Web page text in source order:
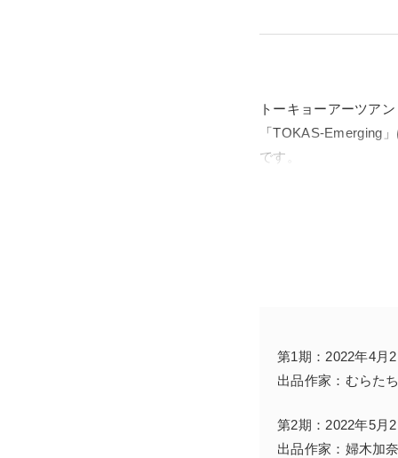
トーキョーアーツア
「TOKAS-Emerging
です。
第1期：2022年4月
出品作家：むらた
第2期：2022年5月
出品作家：婦木加